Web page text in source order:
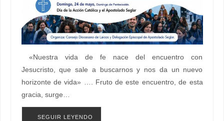
«Nuestra vida de fe nace del encuentro con
Jesucristo, que sale a buscarnos y nos da un nuevo
horizonte de vida» …. Fruto de este encuentro, de esta
gracia, surge…
SEGUIR LEYENDO